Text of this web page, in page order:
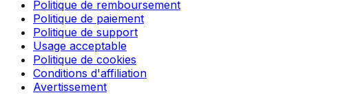
Politique de remboursement
Politique de paiement
Politique de support
Usage acceptable
Politique de cookies
Conditions d'affiliation
Avertissement